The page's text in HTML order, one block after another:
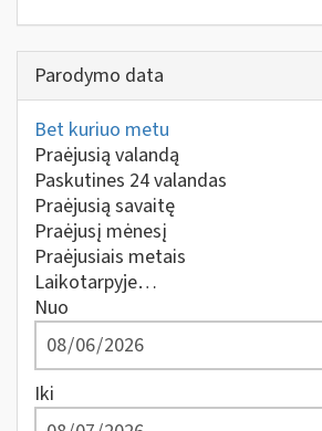
Parodymo data
Bet kuriuo metu
Praėjusią valandą
Paskutines 24 valandas
Praėjusią savaitę
Praėjusį mėnesį
Praėjusiais metais
Laikotarpyje…
Nuo
Iki